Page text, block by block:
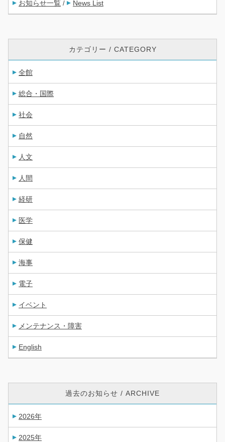
お知らせ一覧 / News List
カテゴリー / CATEGORY
全館
総合・国際
社会
自然
人文
人間
経研
医学
保健
海事
電子
イベント
メンテナンス・障害
English
過去のお知らせ / ARCHIVE
2026年
2025年